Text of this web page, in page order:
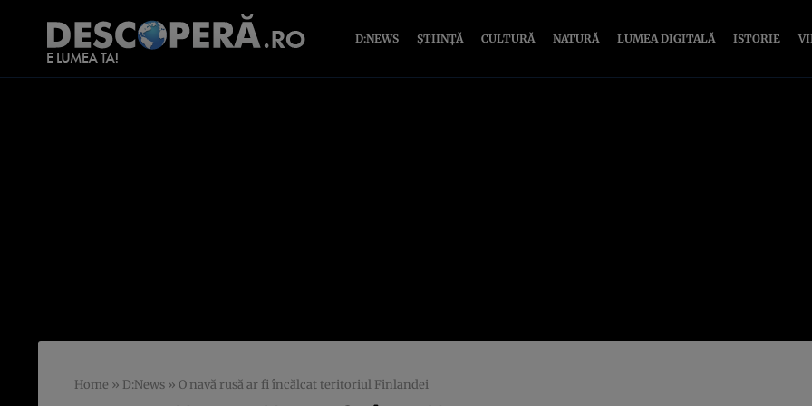
D:NEWS ȘTIINȚĂ CULTURĂ NATURĂ LUMEA DIGITALĂ ISTORIE
Home » D:News » O navă rusă ar fi încălcat teritoriul Finlandei